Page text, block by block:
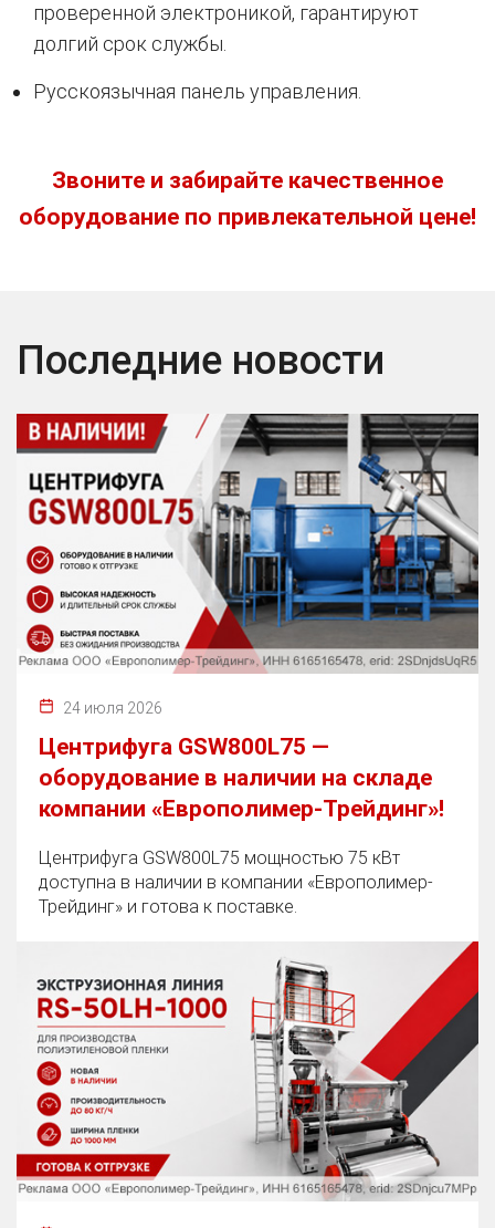
проверенной электроникой, гарантируют
долгий срок службы.
Русскоязычная панель управления.
Звоните и забирайте качественное
оборудование по привлекательной цене!
Последние новости
24 июля 2026
Центрифуга GSW800L75 —
оборудование в наличии на складе
компании «Европолимер-Трейдинг»!
Центрифуга GSW800L75 мощностью 75 кВт
доступна в наличии в компании «Европолимер-
Трейдинг» и готова к поставке.